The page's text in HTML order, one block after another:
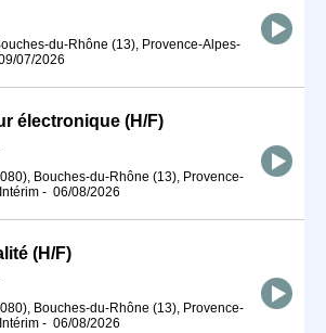
du-Rhône (13), Provence-Alpes-
07/2026
électronique (H/F)
Bouches-du-Rhône (13), Provence-
Intérim - 06/08/2026
(H/F)
Bouches-du-Rhône (13), Provence-
Intérim - 06/08/2026